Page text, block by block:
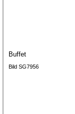
Buffet
Bild SG7956